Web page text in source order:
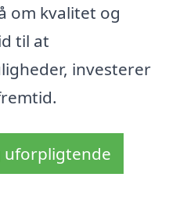
om kvalitet og
til at
investerer
uforpligtende